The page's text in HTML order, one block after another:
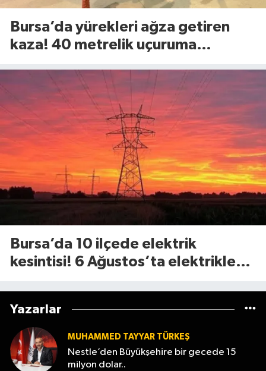
Bursa’da yürekleri ağza getiren
kaza! 40 metrelik uçuruma
Bursa’da 10 ilçede elektrik
kesintisi! 6 Ağustos’ta elektrikler
Yazarlar
MUHAMMED TAYYAR TÜRKEŞ
Nestle’den Büyükşehire bir gecede 15
milyon dolar..